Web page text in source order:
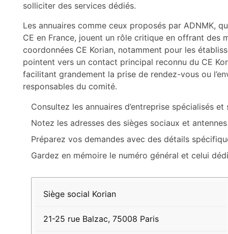
solliciter des services dédiés.
Les annuaires comme ceux proposés par ADNMK,
CE en France, jouent un rôle critique en offrant des
coordonnées CE Korian, notamment pour les
pointent vers un contact principal reconnu du CE
facilitant grandement la prise de rendez-vous ou
responsables du comité.
Consultez les annuaires d’entreprise spécialisés
Notez les adresses des sièges sociaux et
Préparez vos demandes avec des détails
Gardez en mémoire le numéro général et celui
Coordonnée
Adresse
Numéro
téléphone
Utilisation
Siège social Korian
21-25 rue Balzac, 75008 Paris